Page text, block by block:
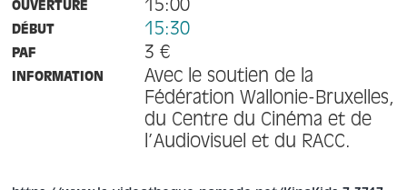
OUVERTURE 15:00
DÉBUT 15:30
PAF 3 €
INFORMATION
Avec le soutien de la
Fédération Wallonie-Bruxelles,
du Centre du Cinéma et de
l’Audiovisuel et du RACC.